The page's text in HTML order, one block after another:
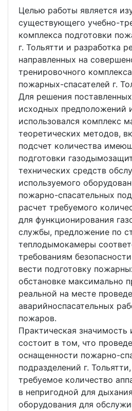
Целью работы является
существующего учебно-
комплекса подготовки
г. Тольятти и разработка
направленных на
тренировочного
пожарных-спасателей г.
Для решения
исходных предположений
использовался комплекс
теоретических методов,
подсчет количества
подготовки
технических средств
используемого
пожарно-спасательных
расчет требуемого
для функционирования
службы, предложение по
теплодымокамеры
требованиям
вести подготовку
обстановке максимально
реальной на месте
аварийноспасательных
пожаров.
Практическая значимость
состоит в том, что
оснащенности пожарно-
подразделений г.
требуемое количество
в непригодной для
оборудования для